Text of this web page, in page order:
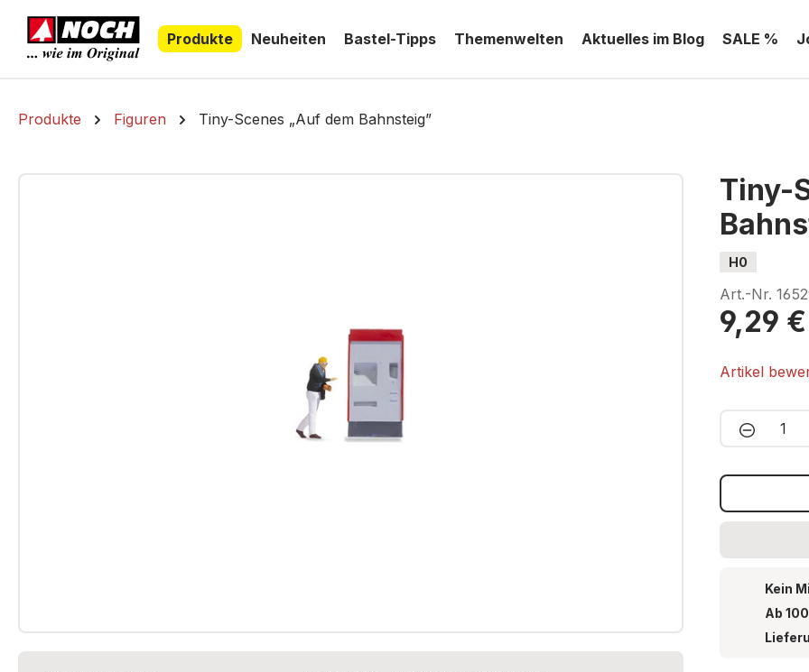
Zur Hauptnavigation springen
Produkte
Neuheiten Bastel-Tipps Themenwelten Aktuelles im Blog SALE %
Produkte Figuren Tiny-Scenes „Auf dem Bahnsteig”
Bildergalerie überspringen
Tiny-
H0
Art.-Nr.
9,29 €
Artikel
Kein
Ab